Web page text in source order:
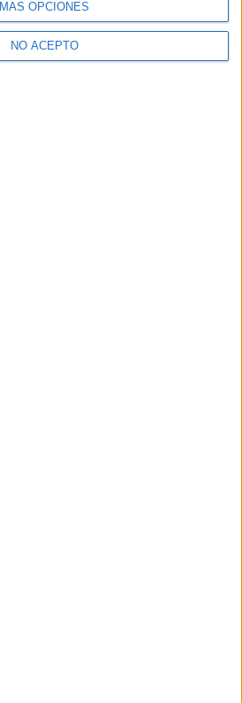
MÁS OPCIONES
NO ACEPTO